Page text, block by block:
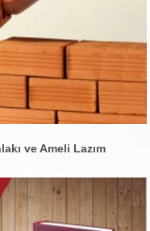
ve Ameli Lazım